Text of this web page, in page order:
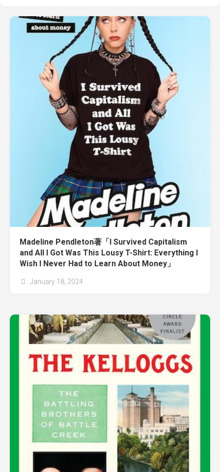
Madeline Pendleton著「I Survived Capitalism
and All I Got Was This Lousy T-Shirt: Everything I
Wish I Never Had to Learn About Money」
January 18, 2024